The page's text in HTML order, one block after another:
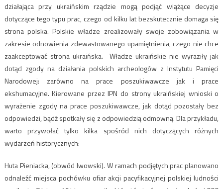
działająca przy ukraińskim rządzie mogą podjąć wiążące decyzje
dotyczące tego typu prac, czego od kilku lat bezskutecznie domaga się
strona polska. Polskie władze zrealizowały swoje zobowiązania w
zakresie odnowienia zdewastowanego upamiętnienia, czego nie chce
zaakceptować strona ukraińska. Władze ukraińskie nie wyraziły jak
dotąd zgody na działania polskich archeologów z Instytutu Pamięci
Narodowej: zarówno na prace poszukiwawcze jak i prace
ekshumacyjne. Kierowane przez IPN do strony ukraińskiej wnioski o
wyrażenie zgody na prace poszukiwawcze, jak dotąd pozostały bez
odpowiedzi, bądź spotkały się z odpowiedzią odmowną. Dla przykładu,
warto przywołać tylko kilka spośród nich dotyczących różnych
wydarzeń historycznych:
Huta Pieniacka, (obwód lwowski). W ramach podjętych prac planowano
odnaleźć miejsca pochówku ofiar akcji pacyfikacyjnej polskiej ludności